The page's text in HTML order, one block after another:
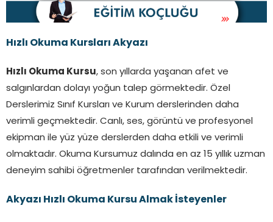
Hızlı Okuma Kursları Akyazı
Hızlı Okuma Kursu, son yıllarda yaşanan afet ve
salgınlardan dolayı yoğun talep görmektedir. Özel
Derslerimiz Sınıf Kursları ve Kurum derslerinden daha
verimli geçmektedir. Canlı, ses, görüntü ve profesyonel
ekipman ile yüz yüze derslerden daha etkili ve verimli
olmaktadır. Okuma Kursumuz dalında en az 15 yıllık uzman
deneyim sahibi öğretmenler tarafından verilmektedir.
Akyazı Hızlı Okuma Kursu Almak İsteyenler